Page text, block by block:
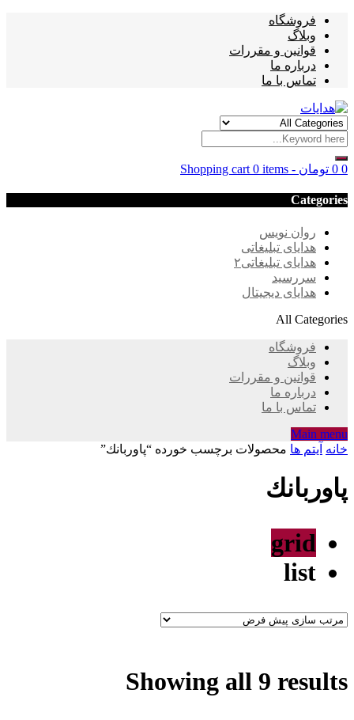
فروشگاه
وبلاگ
قوانین و مقررات
درباره ما
تماس با ما
Shopping cart 0 items - 0 تومان 0
Categories
روان نویس
هدایای تبلیغاتی
هدایای تبلیغاتی۲
سررسید
هدایای دیجیتال
All Categories
فروشگاه
وبلاگ
قوانین و مقررات
درباره ما
تماس با ما
Main menu
خانه آیتم ها محصولات برچسب خورده “پاوربانك”
پاوربانك
grid
list
Showing all 9 results